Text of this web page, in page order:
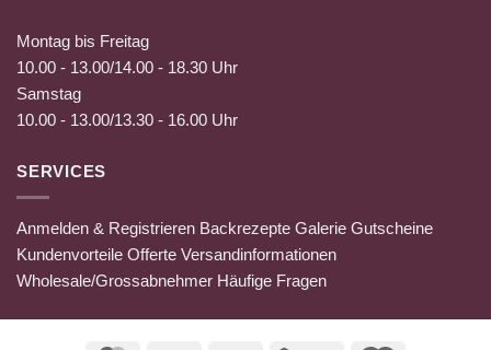
Montag bis Freitag
10.00 - 13.00/14.00 - 18.30 Uhr
Samstag
10.00 - 13.00/13.30 - 16.00 Uhr
SERVICES
Anmelden & Registrieren Backrezepte Galerie Gutscheine
Kundenvorteile Offerte Versandinformationen
Wholesale/Grossabnehmer Häufige Fragen